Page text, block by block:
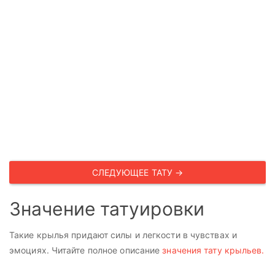
СЛЕДУЮЩЕЕ ТАТУ →
Значение татуировки
Такие крылья придают силы и легкости в чувствах и
эмоциях. Читайте полное описаниезначения тату крыльев.